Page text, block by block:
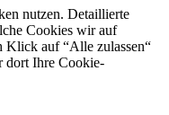
nutzen. Detaillierte
Cookies wir auf
Klick auf “Alle zulassen“
dort Ihre Cookie-